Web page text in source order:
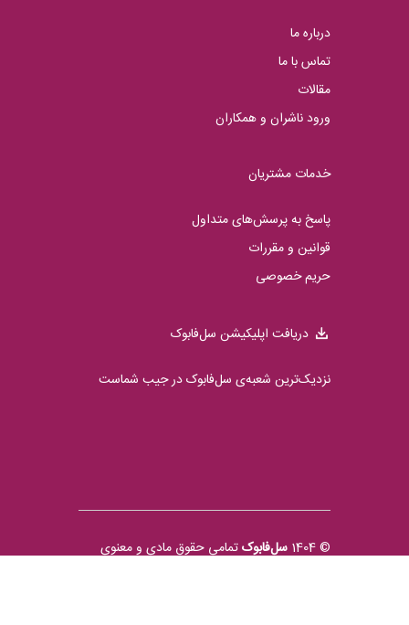
درباره ما
تماس با ما
مقالات
ورود ناشران و همکاران
خدمات مشتریان
پاسخ به پرسش‌های متداول
قوانین و مقررات
حریم خصوصی
دریافت اپلیکیشن سل‌فابوک
نزدیک‌ترین شعبه‌ی سل‌فابوک در جیب شماست
© 1404 سل‌فابوکتمامی حقوق مادی و معنوی